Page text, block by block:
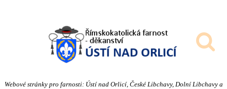
Webové stránky pro farnosti: Ústí nad Orlicí, České Libchavy, Dolní Libchavy a